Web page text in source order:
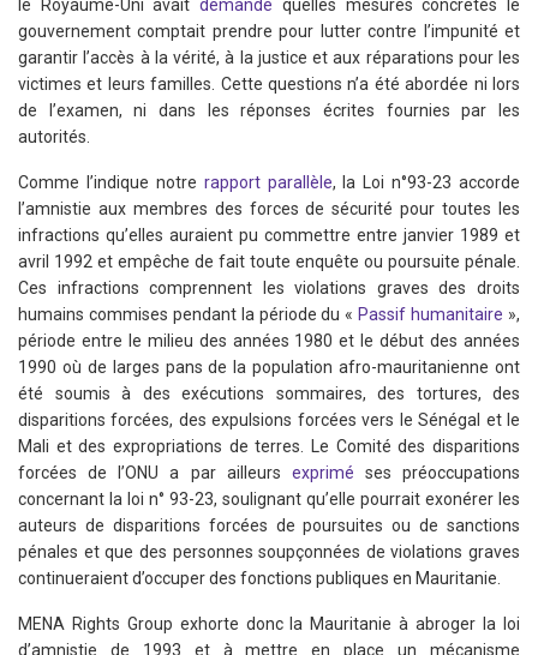
le Royaume-Uni avaitdemandé quelles mesures concrètes le
gouvernement comptait prendre pour lutter contre l’impunité et
garantir l’accès à la vérité, à la justice et aux réparations pour les
victimes et leurs familles. Cette questions n’a été abordée ni lors
de l’examen, ni dans les réponses écrites fournies par les
autorités.
Comme l’indique notre rapport parallèle, la Loi n°93-23 accorde
l’amnistie aux membres des forces de sécurité pour toutes les
infractions qu’elles auraient pu commettre entre janvier 1989 et
avril 1992 et empêche de fait toute enquête ou poursuite pénale.
Ces infractions comprennent les violations graves des droits
humains commises pendant la période du « Passif humanitaire »,
période entre le milieu des années 1980 et le début des années
1990 où de larges pans de la population afro-mauritanienne ont
été soumis à des exécutions sommaires, des tortures, des
disparitions forcées, des expulsions forcées vers le Sénégal et le
Mali et des expropriations de terres. Le Comité des disparitions
forcées de l’ONU a par ailleurs exprimé ses préoccupations
concernant la loi n° 93-23, soulignant qu’elle pourrait exonérer les
auteurs de disparitions forcées de poursuites ou de sanctions
pénales et que des personnes soupçonnées de violations graves
continueraient d’occuper des fonctions publiques en Mauritanie.
MENA Rights Group exhorte donc la Mauritanie à abroger la loi
d’amnistie de 1993 et à mettre en place un mécanisme